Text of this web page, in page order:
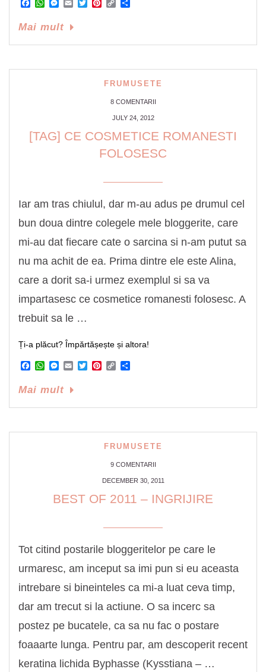
Facebook
WhatsApp
Messenger
EmailTwitterPinterest
Copy
Mai mult
FRUMUSETE
8 COMENTARII
JULY 24, 2012
[TAG] CE COSMETICE ROMANESTI
FOLOSESC
Iar am tras chiulul, dar m-au adus pe drumul cel
bun doua dintre colegele mele bloggerite, care
mi-au dat fiecare cate o sarcina si n-am putut sa
nu ma achit de ea. Prima dintre ele este Alina,
care a dorit sa-i urmez exemplul si sa va
impartasesc ce cosmetice romanesti folosesc. A
trebuit sa le …
Ți-a plăcut? Împărtășește și altora!
Facebook
WhatsApp
Messenger
EmailTwitterPinterest
Copy
Mai mult
FRUMUSETE
9 COMENTARII
DECEMBER 30, 2011
BEST OF 2011 – INGRIJIRE
Tot citind postarile bloggeritelor pe care le
urmaresc, am inceput sa imi pun si eu aceasta
intrebare si bineinteles ca mi-a luat ceva timp,
dar am trecut si la actiune. O sa incerc sa
postez pe bucatele, ca sa nu fac o postare
foaaarte lunga. Pentru par, am descoperit recent
keratina lichida Byphasse (Kysstiana – …